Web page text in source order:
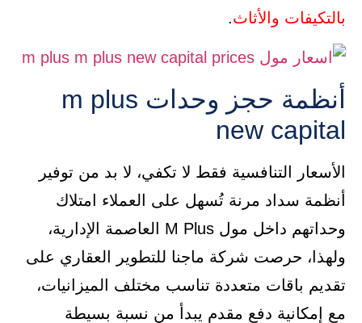
بالتكيفات والأثاث.
أنظمة حجز وحدات m plus
new capital
الأسعار التنافسية فقط لا تكفي، لا بد من توفير
أنظمة سداد مرنة تُسهل على العملاء امتلاك
وحداتهم داخل مول M Plus العاصمة الإدارية،
ولهذا، حرصت شركة ماجنا للتطوير العقاري على
تقديم باقات متعددة تناسب مختلف الميزانيات،
مع إمكانية دفع مقدم يبدأ من نسبة بسيطة